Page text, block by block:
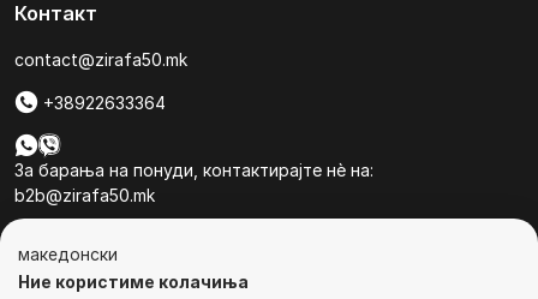
Контакт
contact@zirafa50.mk
+38922633364
За барања на понуди, контактирајте нѐ на:
b2b@zirafa50.mk
македонски
Ние користиме колачиња